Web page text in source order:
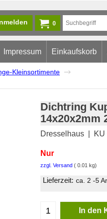
0
Impressum Einkaufskorb
Kleinsortimente
Dichtring
14x20x2mm
Dresselhaus KU
Nur
zzgl. Versand 0.01 kg
Lieferzeit: ca. 2 -5
In den